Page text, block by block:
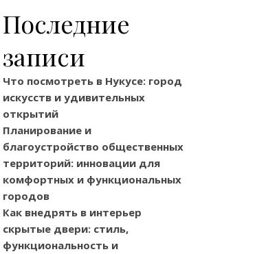
Последние
записи
Что посмотреть в Нукусе: город
искусств и удивительных
открытий
Планирование и
благоустройство общественных
территорий: инновации для
комфортных и функциональных
городов
Как внедрять в интерьер
скрытые двери: стиль,
функциональность и